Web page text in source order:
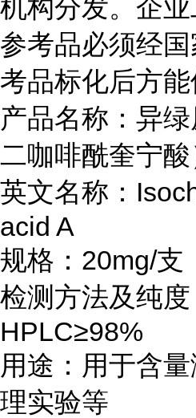
机构分发。企
参考品必须经
考品标化后方能
产品名称：异
二咖啡酰奎宁酸
英文名称：
acid A
规格：20mg/支
检测方法及纯度
HPLC≥98%
用途：用于含
理实验等